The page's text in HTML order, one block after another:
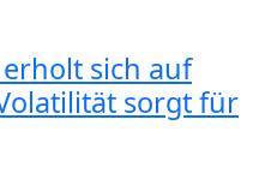
sich auf
sorgt für